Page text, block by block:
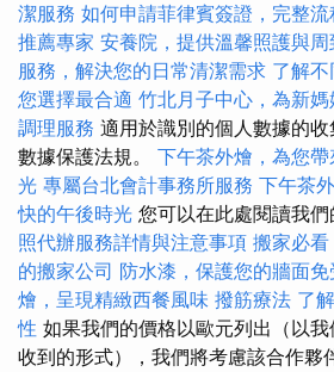
潔服務 如何申請菲律賓簽證，完整
推薦專家 安養院，提供溫馨照護與
服務，解決您的日常清潔需求 了解
您選擇最合適 竹北月子中心，為新
調理服務 適用於識別的個人數據的
數據保護法規。 下午茶外燴，為您
光 專屬台北會計事務所服務 下午茶
快的午後時光 您可以在此處閱讀我們
照代辦服務詳情與注意事項 搬家必
的搬家公司 防水漆，保護您的牆面
燴，呈現精緻西餐風味 撥筋療法 了
性 如果我們的價格以歐元列出（以
收到的形式），我們將考慮該合作夥